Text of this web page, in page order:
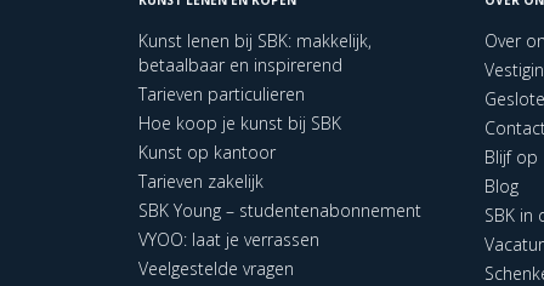
Kunst lenen bij SBK: makkelijk,
betaalbaar en inspirerend
Tarieven particulieren
Hoe koop je kunst bij SBK
Kunst op kantoor
Tarieven zakelijk
SBK Young – studentenabonnement
VYOO: laat je verrassen
Veelgestelde vragen
Over
Blijf
Blog
SBK in